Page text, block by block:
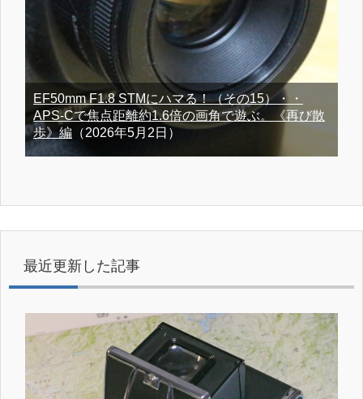
EF50mm F1.8 STMにハマる！（その15）・・
APS-Cで焦点距離約1.6倍の画角で遊ぶ。《再び散
歩》編 （2026年5月2日）
最近更新した記事